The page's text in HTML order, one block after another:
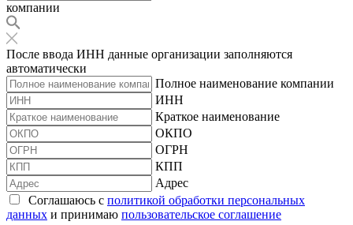
компании
После ввода ИНН данные организации заполняются
автоматически
Полное наименование компании
ИНН
Краткое наименование
ОКПО
ОГРН
КПП
Адрес
Соглашаюсь с политикой обработки персональных
данных и принимаю пользовательское соглашение